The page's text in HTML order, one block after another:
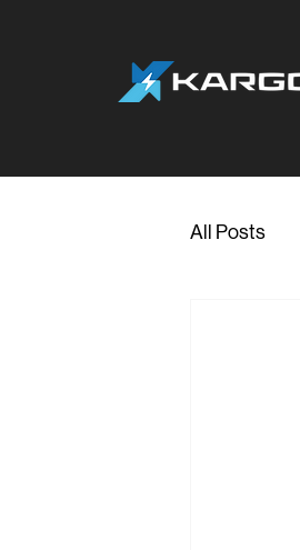
All Posts